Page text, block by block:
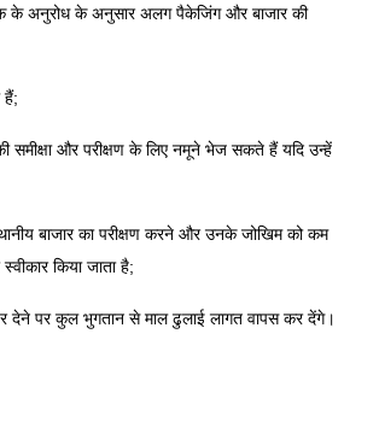
के अनुरोध के अनुसार अलग पैकेजिंग और बाजार की
हैं;
समीक्षा और परीक्षण के लिए नमूने भेज सकते हैं यदि उन्हें
बाजार का परीक्षण करने और उनके जोखिम को कम
किया जाता है;
देने पर कुल भुगतान से माल ढुलाई लागत वापस कर देंगे।